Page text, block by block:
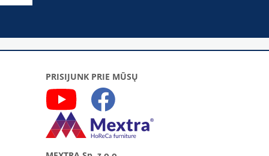
PRISIJUNK PRIE MŪSŲ